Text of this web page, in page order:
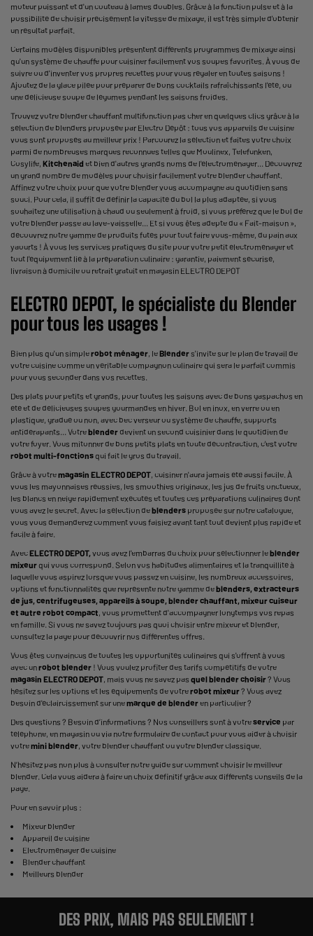
moteur puissant et d'un couteau à lames doubles. Grâce à la fonction pulse et à la
possibilité de choisir précisément la vitesse de mixage, il est très simple d'obtenir
un résultat parfait.
Certains modèles disponibles présentent différents programmes de mixage ainsi
qu'un système de chauffe pour cuisiner facilement vos soupes favorites. À vous de
suivre ou d'inventer vos propres recettes pour vous régaler en toutes saisons !
Ajoutez de la glace pilée pour préparer de bons cocktails rafraîchissants l'été, ou
une délicieuse soupe de légumes pendant les saisons froides.
Trouvez votre blender chauffant multifonction pas cher en quelques clics grâce à la
sélection de blenders proposée par Electro Dépôt : tous vos appareils de cuisine
vous sont proposés au meilleur prix ! Parcourez la sélection et faites votre choix
parmi de nombreuses marques reconnues telles que Moulinex, Telefunken,
Cosylife, Kitchenaid et bien d'autres grands noms de l'électroménager... Découvrez
un grand nombre de modèles pour choisir facilement votre blender chauffant.
Affinez votre choix pour que votre blender vous accompagne au quotidien sans
souci. Pour cela, il suffit de définir la capacité du bol la plus adaptée, si vous
souhaitez une utilisation à chaud ou seulement à froid, si vous préférez que le bol de
votre blender passe au lave-vaisselle... Et si vous êtes adepte du « Fait-maison »,
découvrez notre gamme de produits futés pour tout faire vous-même, du pain aux
yaourts ! À vous les services pratiques du site pour votre petit électroménager et
tout l'équipement lié à la préparation culinaire : garantie, paiement sécurisé,
livraison à domicile ou retrait gratuit en magasin ELECTRO DEPOT
ELECTRO DEPOT, le spécialiste du Blender
pour tous les usages !
Bien plus qu'un simplerobot ménager , leBlenders'invite sur le plan de travail de
votre cuisine comme un véritable compagnon culinaire qui sera le parfait commis
pour vous seconder dans vos recettes.
Des plats pour petits et grands, pour toutes les saisons avec de bons gaspachos en
été et de délicieuses soupes gourmandes en hiver. Bol en inox, en verre ou en
plastique, gradué ou non, avec bec verseur ou système de chauffe, supports
antidérapants... Votreblenderdevient un second cuisinier dans le quotidien de
votre foyer. Vous mitonner de bons petits plats en toute décontraction, c'est votre
robot multi-fonctions qui fait le gros du travail.
Grâce à votremagasin ELECTRO DEPOT , cuisiner n'aura jamais été aussi facile. À
vous les mayonnaises réussies, les smoothies originaux, les jus de fruits onctueux,
les blancs en neige rapidement exécutés et toutes ces préparations culinaires dont
vous avez le secret. Avec la sélection deblenders proposée sur notre catalogue,
vous vous demanderez comment vous faisiez avant tant tout devient plus rapide et
facile à faire.
AvecELECTRO DEPOT, vous avez l'embarras du choix pour sélectionner leblender
mixeur qui vous correspond. Selon vos habitudes alimentaires et la tranquillité à
laquelle vous aspirez lorsque vous passez en cuisine, les nombreux accessoires,
options et fonctionnalités que représente notre gamme deblenders, extracteurs
de jus, centrifugeuses, appareils à soupe, blender chauffant, mixeur cuiseur
et autre robot compact , vous promettent d'accompagner longtemps vos repas
en famille. Si vous ne savez toujours pas quoi choisir entre mixeur et blender,
consultez la page pour découvrir nos différentes offres.
Vous êtes convaincus de toutes les opportunités culinaires qui s'offrent à vous
avec unrobot blender ! Vous voulez profiter des tarifs compétitifs de votre
magasin ELECTRO DEPOT , mais vous ne savez pas quel blender choisir? Vous
hésitez sur les options et les équipements de votrerobot mixeur? Vous avez
besoin d'éclaircissement sur unemarque de blenderen particulier ?
Des questions ? Besoin d’informations ? Nos conseillers sont à votreservice par
téléphone, en magasin ou via notre formulaire de contact pour vous aider à choisir
votremini blender , votre blender chauffant ou votre blender classique.
N’hésitez pas non plus à consulter notre guide sur comment choisir le meilleur
blender. Cela vous aidera à faire un choix définitif grâce aux différents conseils de la
page.
Pour en savoir plus :
Mixeur blender
Appareil de cuisine
Electroménager de cuisine
Blender chauffant
Meilleurs blender
DES PRIX, MAIS PAS SEULEMENT !